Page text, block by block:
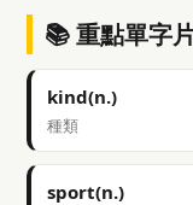
📚 重點單字
kind(n.)
種類
sport(n.)